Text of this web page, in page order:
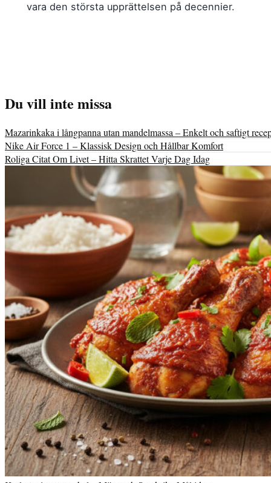
vara den största upprättelsen på decennier.
Du vill inte missa
Mazarinkaka i långpanna utan mandelmassa – Enkelt och saftigt
Nike Air Force 1 – Klassisk Design och Hållbar Komfort
Roliga Citat Om Livet – Hitta Skrattet Varje Dag Idag